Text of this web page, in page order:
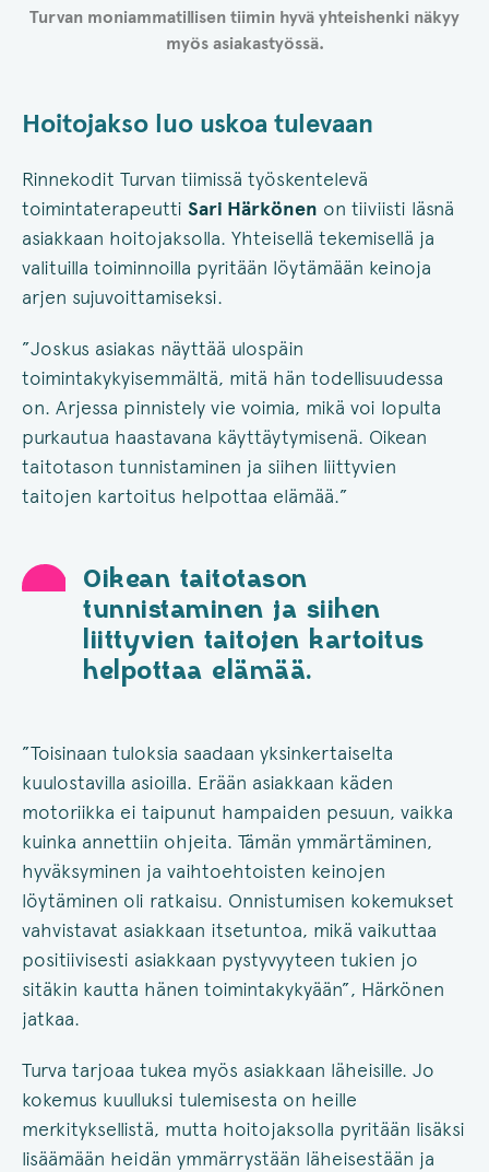
Turvan moniammatillisen tiimin hyvä yhteishenki näkyy
myös asiakastyössä.
Hoitojakso luo uskoa tulevaan
Rinnekodit Turvan tiimissä työskentelevä
toimintaterapeutti Sari Härkönen on tiiviisti läsnä
asiakkaan hoitojaksolla. Yhteisellä tekemisellä ja
valituilla toiminnoilla pyritään löytämään keinoja
arjen sujuvoittamiseksi.
”Joskus asiakas näyttää ulospäin
toimintakykyisemmältä, mitä hän todellisuudessa
on. Arjessa pinnistely vie voimia, mikä voi lopulta
purkautua haastavana käyttäytymisenä. Oikean
taitotason tunnistaminen ja siihen liittyvien
taitojen kartoitus helpottaa elämää.”
Oikean taitotason
tunnistaminen ja siihen
liittyvien taitojen kartoitus
helpottaa elämää.
”Toisinaan tuloksia saadaan yksinkertaiselta
kuulostavilla asioilla. Erään asiakkaan käden
motoriikka ei taipunut hampaiden pesuun, vaikka
kuinka annettiin ohjeita. Tämän ymmärtäminen,
hyväksyminen ja vaihtoehtoisten keinojen
löytäminen oli ratkaisu. Onnistumisen kokemukset
vahvistavat asiakkaan itsetuntoa, mikä vaikuttaa
positiivisesti asiakkaan pystyvyyteen tukien jo
sitäkin kautta hänen toimintakykyään”, Härkönen
jatkaa.
Turva tarjoaa tukea myös asiakkaan läheisille. Jo
kokemus kuulluksi tulemisesta on heille
merkityksellistä, mutta hoitojaksolla pyritään lisäksi
lisäämään heidän ymmärrystään läheisestään ja